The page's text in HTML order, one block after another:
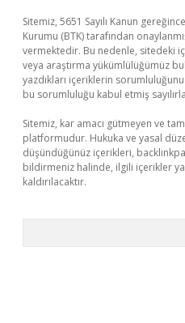
Sitemiz, 5651 Sayılı Kanun
Kurumu (BTK) tarafından
vermektedir. Bu nedenle, sitedeki
veya araştırma yükümlülüğümüz
yazdıkları içeriklerin
bu sorumluluğu kabul etmiş
Sitemiz, kar amacı gütmeyen ve
platformudur. Hukuka ve yasal
düşündüğünüz içerikleri,
bildirmeniz halinde, ilgili içerikler
kaldırılacaktır.